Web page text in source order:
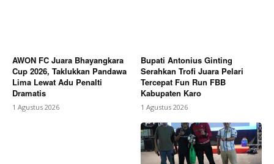
AWON FC Juara Bhayangkara
Cup 2026, Taklukkan Pandawa
Lima Lewat Adu Penalti
Dramatis
1 Agustus 2026
Bupati Antonius Ginting
Serahkan Trofi Juara Pelari
Tercepat Fun Run FBB
Kabupaten Karo
1 Agustus 2026